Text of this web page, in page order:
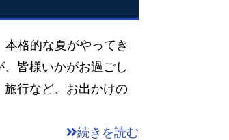
格的な夏がやってき
皆様いかがお過ごし
行など、お出かけの
続きを読む